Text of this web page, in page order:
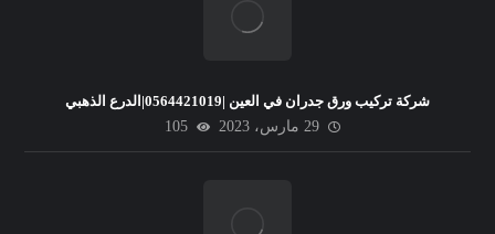
شركة تركيب ورق جدران في العين |0564421019|الدرع الذهبي
29 مارس، 2023
105